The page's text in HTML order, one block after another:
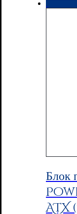
Блок
ATX